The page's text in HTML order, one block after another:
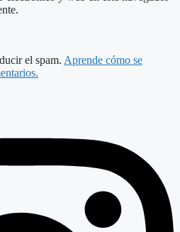
el spam. Aprende cómo se